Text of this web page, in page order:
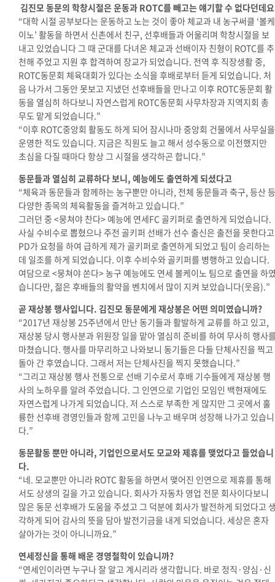
김진모 동문의 학창시절은 운동과 ROTC를 빼고는 얘기할 수 없다던데요
“대학 시절 공부보다는 운동하고 노는 것이 좋아 체교과 내 농구써클 ‘볼케
이노’ 활동을 하면서 신촌에서 친구, 선후배들과 어울리며 학창시절을 보
내고 있었습니다 그 때 군대를 다녀온 체교과 선배이자 친형이 ROTC를 추
천해 주었고 지원 후 합격하여 장교가 되었습니다. 전역 후 직장생활 중,
ROTC동문회 체육대회가 있다는 소식을 후배로부터 듣게 되었습니다. 처
음 나가서 그동안 못보고 지냈던 선후배들을 만나고 이후 ROTC동문회 활
동을 열심히 하다보니 자연스럽게 ROTC동문회 사무차장과 지역지회 총
무도 맡게 되었습니다.”
“이후 ROTC중앙회 활동도 하게 되어 잠시나마 중앙회 건물에서 사무실을
운영한 적도 있습니다. 지금은 직원도 늘고 해서 성수동으로 이전했지만
초심을 다질 때마다 항상 그 시절을 생각하곤 합니다.”
동문들과 열심히 교류하다 보니, 예능에도 출연하게 되셨다고
“체육과 동문들과 함께하는 농구뿐만 아니라, 전체 동문들과 축구, 등산 등
다양한 종목의 체육활동을 즐겨하고 있습니다. ”
그러던 중 <뭉쳐야 찬다> 예능에 연세FC 골키퍼로 출연하게 되었습니다.
사실 수비수로 뽑혔으나 주전 골키퍼 선배가 선수 출신은 출전을 못한다고
PD가 요청을 하여 급하게 제가 골키퍼로 출연하게 되었고 팀이 승리하는
데 일조를 하게 되었습니다. 이후 수비수와 골키퍼를 병행하고 있습니다.
여담으로 <뭉쳐야 쏜다> 농구 예능에도 연세 볼케이노 팀으로 출연을 하
습니다만, 젊은 후배들의 활약을 벤치에서 많이 지켜 보았습니다(웃음). ”
곧 재상봉 행사입니다. 김진모 동문에게 재상봉은 어떤 의미였습니까?
“2017년 재상봉 25주년에서 만난 동기들과 활발하게 교류를 하고 있고,
재상봉 당시 행사분과 위원장 일을 맡아 열심히 준비를 하여 무사히 행사
마쳤습니다. 행사를 마무리하고 나와보니 동기들은 다들 단체사진을 찍고
돌아 간 후였습니다. 그래서 저는 단체사진을 찍지 못했습니다. ”
“그리고 재상봉 행사 전통으로 선배 기수로서 후배 기수들에게 재상봉 행
사의 노하우를 알려 주었습니다. 그 인연으로 기업인 모임인 백현재에도
자연스럽게 나가게 되었습니다. 저 스스로 부족한 게 많지만 그 곳에서 훌
륭한 선후배 경영인들과 함께 고민을 나누고 배우며 성장해 나가고 있습니
다. ”
동문활동 뿐만 아니라, 기업인으로서도 모교와 제휴를 맺었다고 들었습니
다.
“네. 모교뿐만 아니라 ROTC 활동을 하면서 맺어진 인연으로 제휴를 통해
서도 상생의 길을 가고 있습니다. 회사가 자동차 영업 전문 회사이다보니
많은 동문 선후배가 도움을 주셨고 그 덕분에 회사가 발전하게 되었다고
각하게 되어 감사의 뜻을 담아 발전기금을 내게 되었습니다. 세상은 혼자
살아가는 것이 아니니까요 ”
연세정신을 통해 배운 경영철학이 있습니까?
“연세인이라면 누구나 잘 알고 계시리라 생각합니다. 바로 정직·양심·신